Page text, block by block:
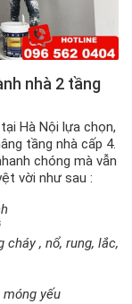
nhà 2 tầng
Hà Nội lựa chọn,
tầng nhà cấp 4.
chóng mà vẫn
vời như sau :
cháy , nổ, rung, lắc,
yếu